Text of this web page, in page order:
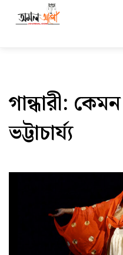
গান্ধারী:
ভট্টাচার্য্য